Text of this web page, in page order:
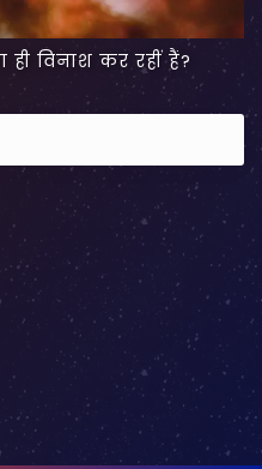
विनाश कर रहीं हैं?